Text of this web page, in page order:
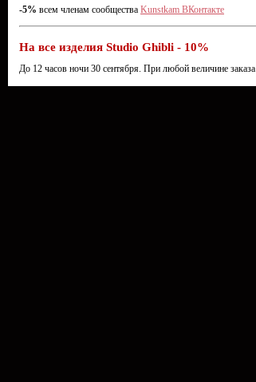
-5% всем членам сообщества Kunstkam ВКонтакте
На все изделия Studio Ghibli - 10%
До 12 часов ночи 30 сентября. При любой величине заказа